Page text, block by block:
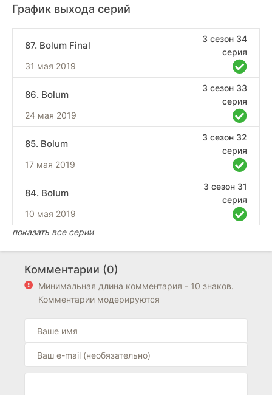
График выхода серий
3 сезон 34
серия
87. Bolum Final
31 мая 2019
3 сезон 33
серия
86. Bolum
24 мая 2019
3 сезон 32
серия
85. Bolum
17 мая 2019
3 сезон 31
серия
84. Bolum
10 мая 2019
показать все серии
Комментарии (0)
Минимальная длина комментария - 10 знаков.
Комментарии модерируются